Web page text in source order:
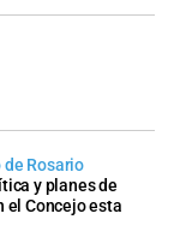
Rosario
y planes de
el Concejo esta